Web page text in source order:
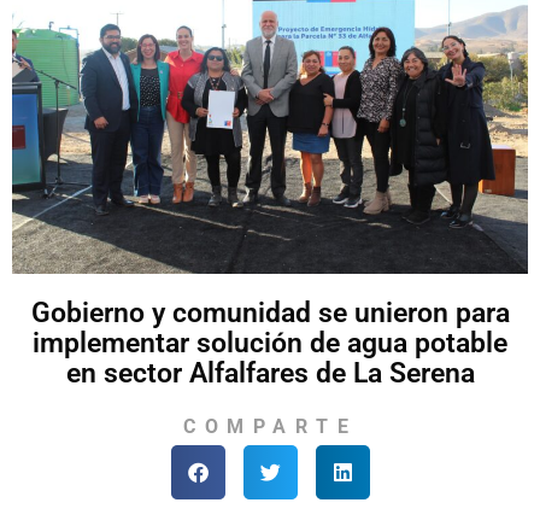
Gobierno y comunidad se unieron para
implementar solución de agua potable
en sector Alfalfares de La Serena
COMPARTE